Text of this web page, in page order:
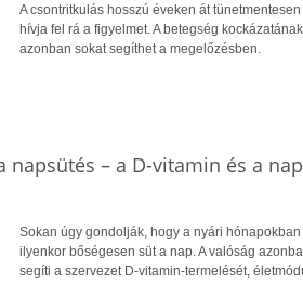
A csontritkulás hosszú éveken át
hívja fel rá a figyelmet. A betegség
azonban sokat segíthet a megelőzésben.
napsütés – a D-vitamin és a
Sokan úgy gondolják, hogy a nyári
ilyenkor bőségesen süt a nap. A valóság
segíti a szervezet D-vitamin-termelését,